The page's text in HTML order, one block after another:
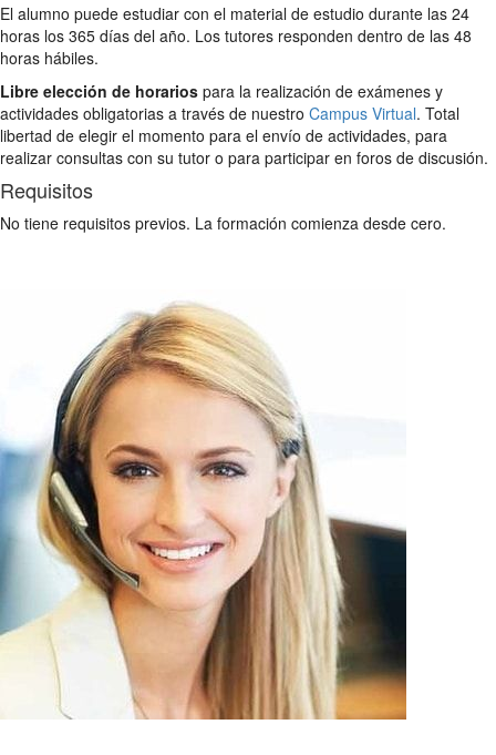
El alumno puede estudiar con el material de estudio durante las 24
horas los 365 días del año. Los tutores responden dentro de las 48
horas hábiles.
Libre elección de horarios para la realización de exámenes y
actividades obligatorias a través de nuestro Campus Virtual. Total
libertad de elegir el momento para el envío de actividades, para
realizar consultas con su tutor o para participar en foros de discusión.
Requisitos
No tiene requisitos previos. La formación comienza desde cero.